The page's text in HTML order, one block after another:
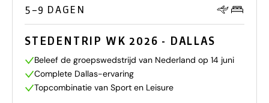
5–9 DAGEN
STEDENTRIP WK 2026 - DALLAS
Beleef de groepswedstrijd van Nederland op 14 juni
Complete Dallas-ervaring
Topcombinatie van Sport en Leisure